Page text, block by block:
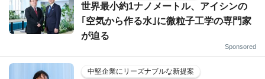
世界最小約1ナノメートル、アイシンの
｢空気から作る水｣に微粒子工学の専門家
が迫る
Sponsored
中堅企業にリーズナブルな新提案